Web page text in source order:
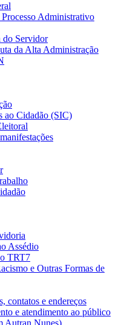
Administrativo
do Servidor
da Alta Administração
ao Cidadão (SIC)
Assédio
TRT7
e Outras Formas de
contatos e endereços
e atendimento ao público
Autran Nunes)